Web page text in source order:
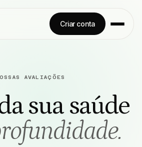
Criar conta
AVALIAÇÕES
sua saúde